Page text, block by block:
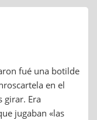
fué una botilde
en el
girar. Era
jugaban «las